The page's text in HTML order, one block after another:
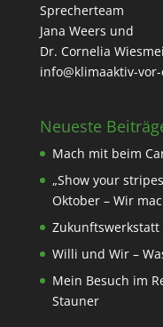
Sprecherteam
Jana Weers und
Dr. Cornelia
info@klimaaktiv-
Neueste
Mach mit beim
„Show your
Oktober – Wir
Zukunftswerkstatt
Willi und Wir –
Mein Besuch im
Stauner